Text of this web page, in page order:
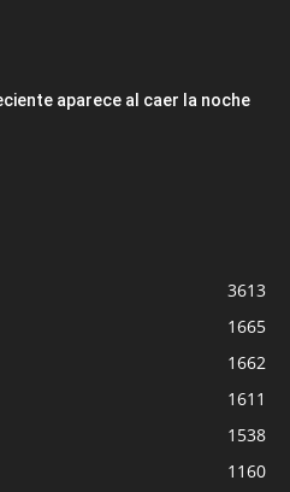
aparece al caer la noche
3613
1665
1662
1611
1538
1160